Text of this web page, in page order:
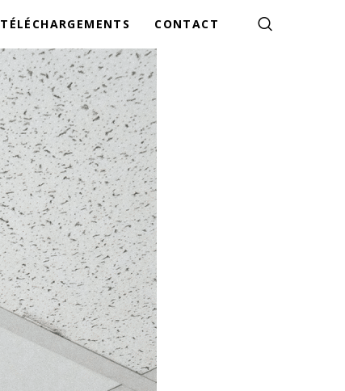
TÉLÉCHARGEMENTS CONTACT